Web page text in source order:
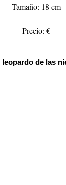
Tamaño: 18 cm
Precio: €
leopardo de las